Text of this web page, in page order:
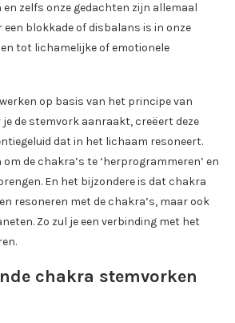
en zelfs onze gedachten zijn allemaal
een blokkade of disbalans is in onze
tot lichamelijke of emotionele
werken op basis van het principe van
de stemvork aanraakt, creëert deze
dat in het lichaam resoneert.
de chakra’s te ‘herprogrammeren’ en
En het bijzondere is dat chakra
resoneren met de chakra’s, maar ook
Zo zul je een verbinding met het
chakra stemvorken